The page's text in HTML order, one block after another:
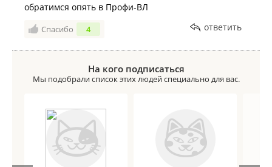
обратимся опять в Профи-ВЛ
Спасибо 4 ответить
На кого подписаться
Мы подобрали список этих людей специально для вас.